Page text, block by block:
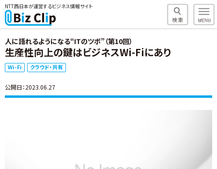
NTT西日本が運営するビジネス情報サイト
人に語れるようになる“ITのツボ”（第10回）
生産性向上の鍵はビジネスWi-Fiにあり
Wi-Fi クラウド・共有
公開日：2023.06.27